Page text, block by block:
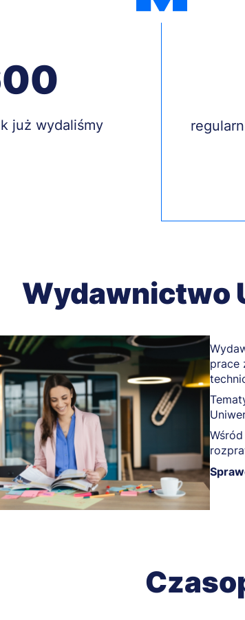
już wydaliśmy Treść
Wydawnictwo
prace